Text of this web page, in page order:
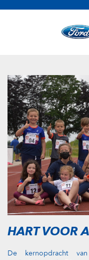
HART VOOR
De kernopdracht